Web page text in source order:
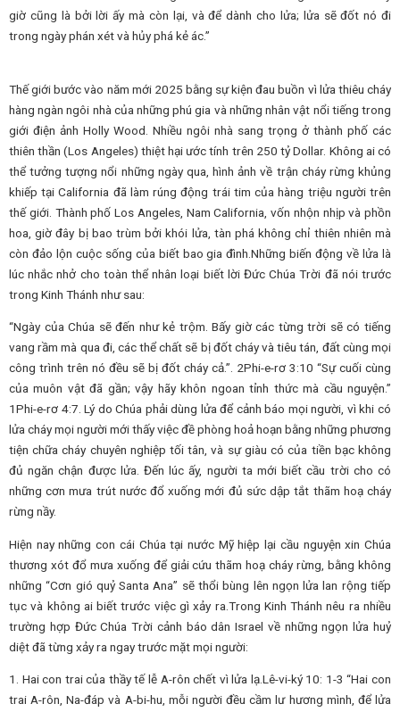
giờ cũng là bởi lời ấy mà còn lại, và để dành cho lửa; lửa sẽ đốt nó đi
trong ngày phán xét và hủy phá kẻ ác.”
Thế giới bước vào năm mới 2025 bằng sự kiện đau buồn vì lửa thiêu cháy
hàng ngàn ngôi nhà của những phú gia và những nhân vật nổi tiếng trong
giới điện ảnh Holly Wood. Nhiều ngôi nhà sang trọng ở thành phố các
thiên thần (Los Angeles) thiệt hại ước tính trên 250 tỷ Dollar. Không ai có
thể tưởng tượng nổi những ngày qua, hình ảnh về trận cháy rừng khủng
khiếp tại California đã làm rúng động trái tim của hàng triệu người trên
thế giới. Thành phố Los Angeles, Nam California, vốn nhộn nhịp và phồn
hoa, giờ đây bị bao trùm bởi khói lửa, tàn phá không chỉ thiên nhiên mà
còn đảo lộn cuộc sống của biết bao gia đình.Những biến động về lửa là
lúc nhắc nhở cho toàn thể nhân loại biết lời Đức Chúa Trời đã nói trước
trong Kinh Thánh như sau:
“Ngày của Chúa sẽ đến như kẻ trộm. Bấy giờ các từng trời sẽ có tiếng
vang rầm mà qua đi, các thể chất sẽ bị đốt cháy và tiêu tán, đất cùng mọi
công trình trên nó đều sẽ bị đốt cháy cả.”. 2Phi-e-rơ 3:10 “Sự cuối cùng
của muôn vật đã gần; vậy hãy khôn ngoan tỉnh thức mà cầu nguyện.”
1Phi-e-rơ 4:7. Lý do Chúa phải dùng lửa để cảnh báo mọi người, vì khi có
lửa cháy mọi người mới thấy việc đề phòng hoả hoạn bằng những phương
tiện chữa cháy chuyên nghiệp tối tân, và sự giàu có của tiền bạc không
đủ ngăn chận được lửa. Đến lúc ấy, người ta mới biết cầu trời cho có
những cơn mưa trút nước đổ xuống mới đủ sức dập tắt thãm hoạ cháy
rừng nầy.
Hiện nay những con cái Chúa tại nước Mỹ hiệp lại cầu nguyện xin Chúa
thương xót đổ mưa xuống để giải cứu thãm hoạ cháy rừng, bằng không
những “Cơn gió quỷ Santa Ana” sẽ thổi bùng lên ngọn lửa lan rộng tiếp
tục và không ai biết trước việc gì xảy ra.Trong Kinh Thánh nêu ra nhiều
trường hợp Đức Chúa Trời cảnh báo dân Israel về những ngọn lửa huỷ
diệt đã từng xảy ra ngay trước mặt mọi người:
1. Hai con trai của thầy tế lễ A-rôn chết vì lửa lạ.Lê-vi-ký 10: 1-3 “Hai con
trai A-rôn, Na-đáp và A-bi-hu, mỗi người đều cầm lư hương mình, để lửa